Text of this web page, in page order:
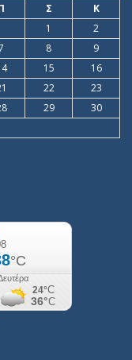
Σ
Κ
1
2
8
9
15
16
22
23
29
30